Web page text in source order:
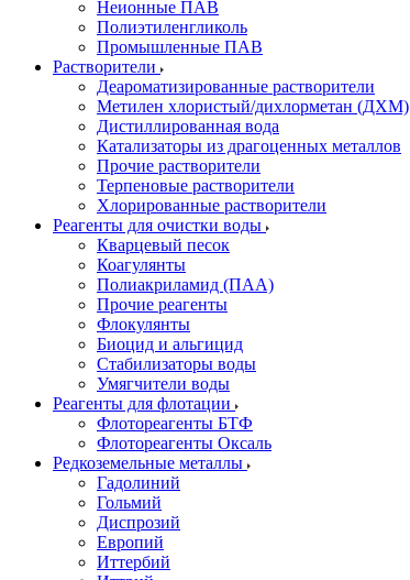
Неионные ПАВ
Полиэтиленгликоль
Промышленные ПАВ
Растворители
Деароматизированные растворители
Метилен хлористый/дихлорметан (ДХМ)
Дистиллированная вода
Катализаторы из драгоценных металлов
Прочие растворители
Терпеновые растворители
Хлорированные растворители
Реагенты для очистки воды
Кварцевый песок
Коагулянты
Полиакриламид (ПАА)
Прочие реагенты
Флокулянты
Биоцид и альгицид
Стабилизаторы воды
Умягчители воды
Реагенты для флотации
Флотореагенты БТФ
Флотореагенты Оксаль
Редкоземельные металлы
Гадолиний
Гольмий
Диспрозий
Европий
Иттербий